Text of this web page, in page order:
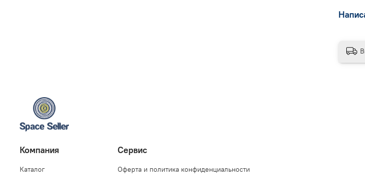
Компания
Каталог
Сервис
Оферта и политика конфиденциальности